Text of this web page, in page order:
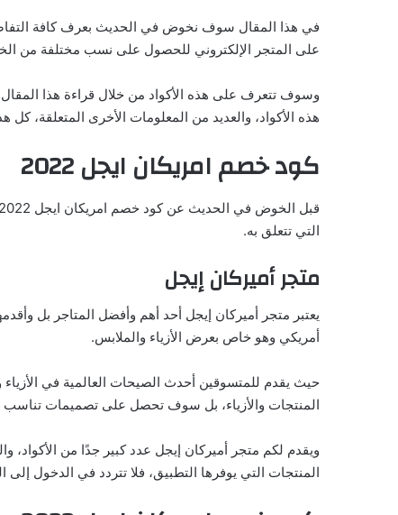
في هذا المقال سوف نخوض في الحديث بعرف كافة
على المتجر الإلكتروني للحصول على نسب مختلفة من
وسوف تتعرف على هذه الأكواد من خلال قراءة هذا
هذه الأكواد، والعديد من المعلومات الأخرى المتعلقة، كل
كود خصم امريكان ايجل 2022
التي تتعلق به.
متجر أميركان إيجل
يعتبر متجر أميركان إيجل أحد أهم وأفضل المتاجر بل
أمريكي وهو خاص بعرض الأزياء والملابس.
حيث يقدم للمتسوقين أحدث الصيحات العالمية في
المنتجات والأزياء، بل سوف تحصل على تصميمات تناسب
ويقدم لكم متجر أميركان إيجل عدد كبير جدًا من
المنتجات التي يوفرها التطبيق، فلا تتردد في الدخول